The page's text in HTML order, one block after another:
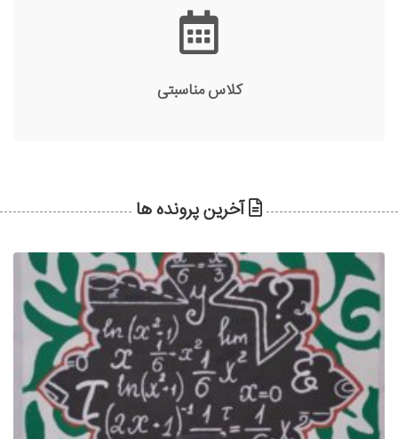
کلاس مناسبتی
آخرین پرونده ها